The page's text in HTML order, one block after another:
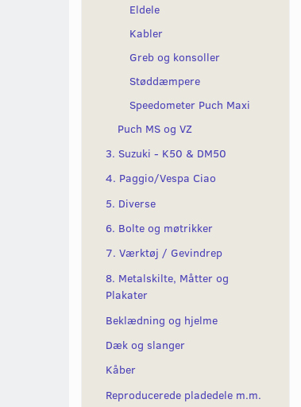
Eldele
Kabler
Greb og konsoller
Støddæmpere
Speedometer Puch Maxi
Puch MS og VZ
3. Suzuki - K50 & DM50
4. Paggio/Vespa Ciao
5. Diverse
6. Bolte og møtrikker
7. Værktøj / Gevindrep
8. Metalskilte, Måtter og
Plakater
Beklædning og hjelme
Dæk og slanger
Kåber
Reproducerede pladedele m.m.